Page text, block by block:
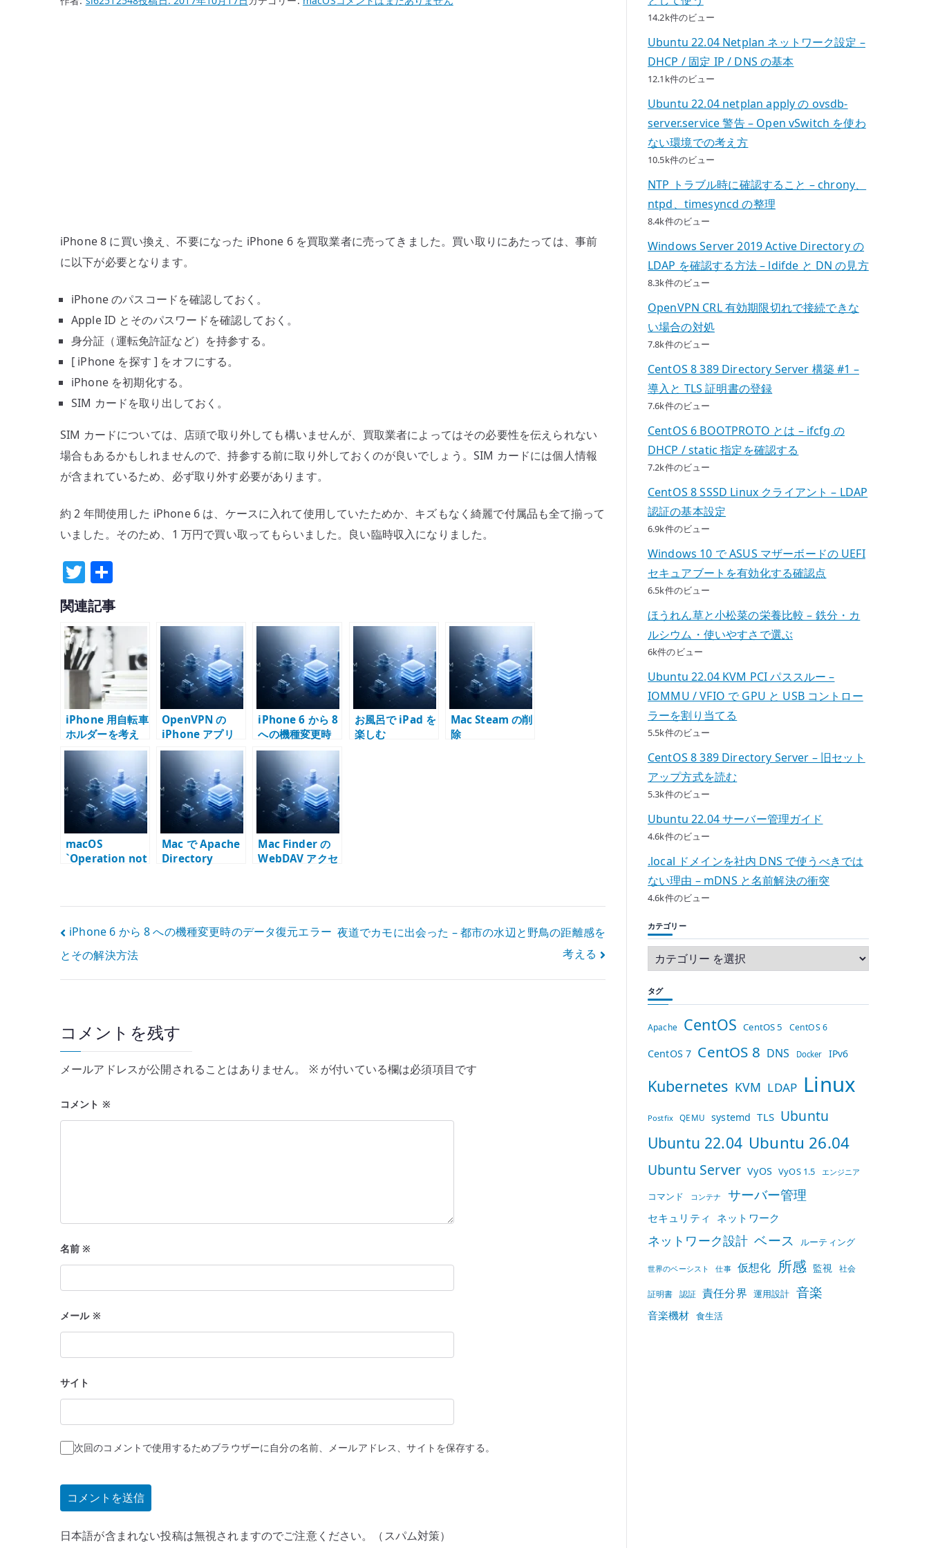
iPhone 8 に買い換え、不要になった iPhone 6 を買取業者に売ってきました。買い取りにあたっては、事前
に以下が必要となります。
iPhone のパスコードを確認しておく。
Apple ID とそのパスワードを確認しておく。
身分証（運転免許証など）を持参する。
[ iPhone を探す ] をオフにする。
iPhone を初期化する。
SIM カードを取り出しておく。
SIM カードについては、店頭で取り外しても構いませんが、買取業者によってはその必要性を伝えられない
場合もあるかもしれませんので、持参する前に取り外しておくのが良いでしょう。SIM カードには個人情報
が含まれているため、必ず取り外す必要があります。
約 2 年間使用した iPhone 6 は、ケースに入れて使用していたためか、キズもなく綺麗で付属品も全て揃って
いました。そのため、1 万円で買い取ってもらいました。良い臨時収入になりました。
T
w
it
te
r
有
関連記事
iPhone 用自転車
ホルダーを考え
る – GPS 記録と
安全性のための
固定方法
OpenVPN の
iPhone アプリ
iPhone 6 から 8
への機種変更時
のデータ復元エ
ラーとその解決
方法
お風呂で iPad を
楽しむ
Mac Steam の削
除
macOS
`Operation not
Mac で Apache
Directory
方法 – Apple
Mac Finder の
WebDAV アクセ
期と WebDAV を
投
稿
ゲ
ー
シ
iPhone 6 から 8 への機種変更時のデータ復元エラー
とその解決方法
夜道でカモに出会った – 都市の水辺と野鳥の距離感を
考える
コメントを残す
メールアドレスが公開されることはありません。 ※が付いている欄は必須項目です
コメント ※
名前※
メール ※
サイト
次回のコメントで使用するためブラウザーに自分の名前、メールアドレス、サイトを保存する。
日本語が含まれない投稿は無視されますのでご注意ください。（スパム対策）
14.2k件のビュー
Ubuntu 22.04 Netplan ネットワーク設定 –
DHCP / 固定 IP / DNS の基本
12.1k件のビュー
Ubuntu 22.04 netplan apply の ovsdb-
server.service 警告 – Open vSwitch を使わ
ない環境での考え方
10.5k件のビュー
NTP トラブル時に確認すること – chrony、
ntpd、timesyncd の整理
8.4k件のビュー
Windows Server 2019 Active Directory の
LDAP を確認する方法 – ldifde と DN の見方
8.3k件のビュー
OpenVPN CRL 有効期限切れで接続できな
い場合の対処
7.8k件のビュー
CentOS 8 389 Directory Server 構築 #1 –
導入と TLS 証明書の登録
7.6k件のビュー
CentOS 6 BOOTPROTO とは – ifcfg の
DHCP / static 指定を確認する
7.2k件のビュー
CentOS 8 SSSD Linux クライアント – LDAP
認証の基本設定
6.9k件のビュー
Windows 10 で ASUS マザーボードの UEFI
セキュアブートを有効化する確認点
6.5k件のビュー
ほうれん草と小松菜の栄養比較 – 鉄分・カ
ルシウム・使いやすさで選ぶ
6k件のビュー
Ubuntu 22.04 KVM PCI パススルー –
IOMMU / VFIO で GPU と USB コントロー
ラーを割り当てる
5.5k件のビュー
CentOS 8 389 Directory Server – 旧セット
アップ方式を読む
5.3k件のビュー
Ubuntu 22.04 サーバー管理ガイド
4.6k件のビュー
.local ドメインを社内 DNS で使うべきでは
ない理由 – mDNS と名前解決の衝突
4.6k件のビュー
カテゴリー
タグ
Apache CentOS CentOS 5 CentOS 6
CentOS 7 CentOS 8 DNS Docker IPv6
Kubernetes KVM LDAP Linux
Postfix QEMU systemd TLS Ubuntu
Ubuntu 22.04 Ubuntu 26.04
Ubuntu Server VyOS VyOS 1.5 エンジニア
コマンド コンテナ サーバー管理
セキュリティ ネットワーク
ネットワーク設計 ベース ルーティング
世界のベーシスト 仕事 仮想化 所感 監視 社会
証明書 認証 責任分界 運用設計 音楽
音楽機材 食生活